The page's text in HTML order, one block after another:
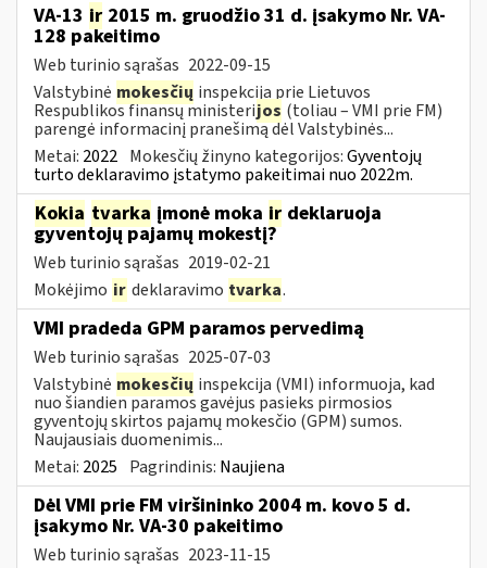
VA-13 ir 2015 m. gruodžio 31 d. įsakymo Nr. VA-
128 pakeitimo
Web turinio sąrašas 2022-09-15
Valstybinė mokesčių inspekcija prie Lietuvos
Respublikos finansų ministerijos (toliau – VMI prie FM)
parengė informacinį pranešimą dėl Valstybinės...
Metai: 2022 Mokesčių žinyno kategorijos:Gyventojų
turto deklaravimo įstatymo pakeitimai nuo 2022m.
Kokia tvarka įmonė moka ir deklaruoja
gyventojų pajamų mokestį?
Web turinio sąrašas 2019-02-21
Mokėjimo ir deklaravimo tvarka.
VMI pradeda GPM paramos pervedimą
Web turinio sąrašas 2025-07-03
Valstybinė mokesčių inspekcija (VMI) informuoja, kad
nuo šiandien paramos gavėjus pasieks pirmosios
gyventojų skirtos pajamų mokesčio (GPM) sumos.
Naujausiais duomenimis...
Metai: 2025 Pagrindinis: Naujiena
Dėl VMI prie FM viršininko 2004 m. kovo 5 d.
įsakymo Nr. VA-30 pakeitimo
Web turinio sąrašas 2023-11-15